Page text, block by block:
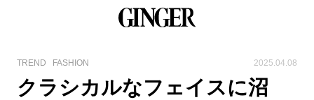
TREND FASHION 2025.04.08
クラシカルなフェイスに沼